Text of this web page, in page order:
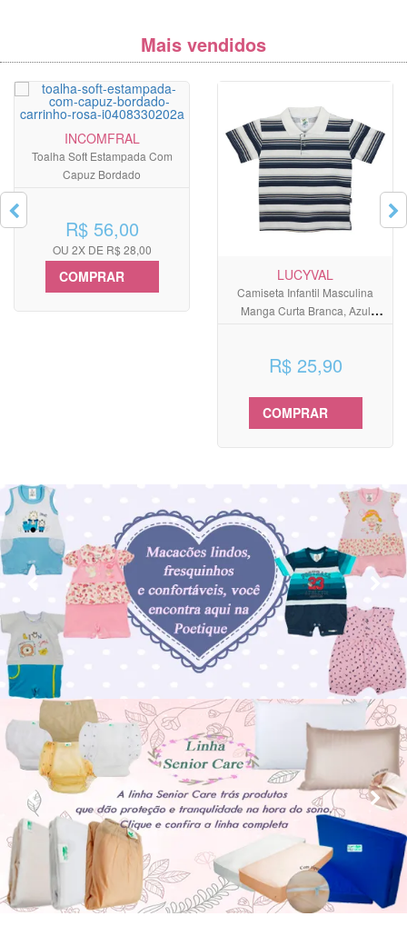
Mais vendidos
INCOMFRAL
Toalha Soft Estampada Com
Capuz Bordado
R$ 56,00
OU 2X DE R$ 28,00
COMPRAR LUCYVAL
Camiseta Infantil Masculina
Manga Curta Branca, Azul
R$ 25,90
COMPRAR